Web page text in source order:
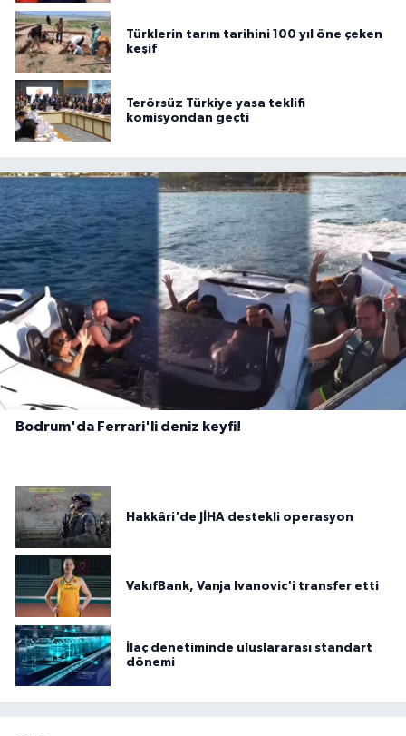
Türklerin tarım tarihini 100 yıl öne çeken
keşif
Terörsüz Türkiye yasa teklifi
komisyondan geçti
Bodrum'da Ferrari'li deniz keyfi!
Hakkâri'de JİHA destekli operasyon
VakıfBank, Vanja Ivanovic'i transfer etti
İlaç denetiminde uluslararası standart
dönemi